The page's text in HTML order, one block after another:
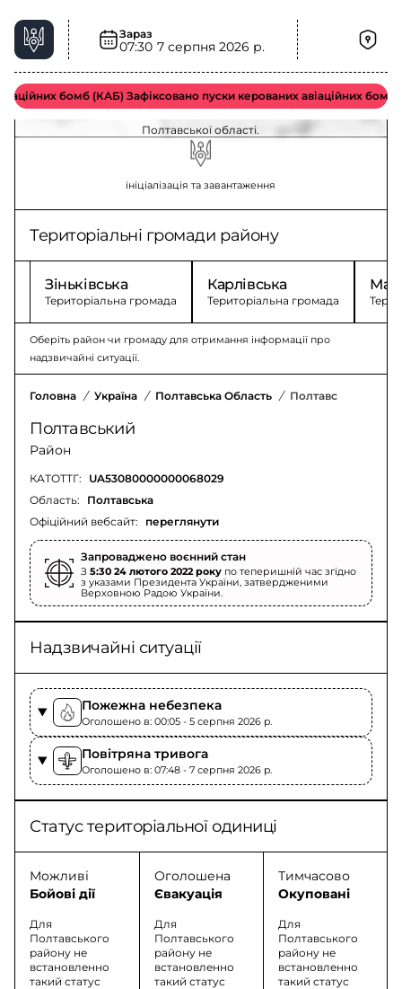
Зараз
07:30 7 серпня 2026 р.
бомб (КАБ) Зафіксовано пуски керованих авіаційних бомб
Полтавський район, Полтавська область –
ситуація та безпека
Стан безпеки та події у Полтавському районі
Полтавської області.
ініціалізація та завантаження
Територіальні громади району
Зіньківська
Територіальна громада
Карлівська
Територіальна громада
Оберіть район чи громаду для отримання інформації про
надзвичайні ситуації.
Головна / Україна / Полтавська Область / Полтавський Район
Полтавський
Район
КАТОТТГ: UA53080000000068029
Офіційний вебсайт: переглянути
Область: Полтавська
Запроваджено воєнний стан
З 5:30 24 лютого 2022 року по теперишній час згідно
з указами Президента України, затвердженими
Верховною Радою України.
Надзвичайні ситуації
Пожежна небезпека
Оголошено в: 00:05 - 5 серпня 2026 p.
Повітряна тривога
Оголошено в: 07:48 - 7 серпня 2026 p.
Статус територіальної одиниці
Можливі
Бойові дії
Для
Полтавського
району не
встановленно
такий статус
Оголошена
Євакуація
Для
Полтавського
району не
встановленно
такий статус
Тимчасово
Окуповані
Для
Полтавського
району не
встановленно
такий статус